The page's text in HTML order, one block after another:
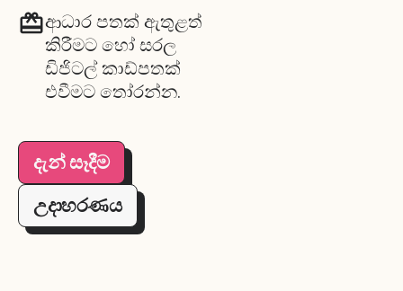
ආධාර පතක් ඇතුළත්
කිරීමට හෝ සරල
ඩිජිටල් කාඩ්පතක්
එවීමට තෝරන්න.
දැන් සෑදීම
උදාහරණය